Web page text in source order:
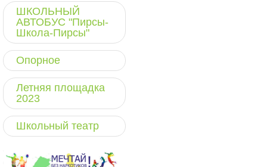
ШКОЛЬНЫЙ
АВТОБУС "Пирсы-
Школа-Пирсы"
Опорное
Летняя площадка
2023
Школьный театр